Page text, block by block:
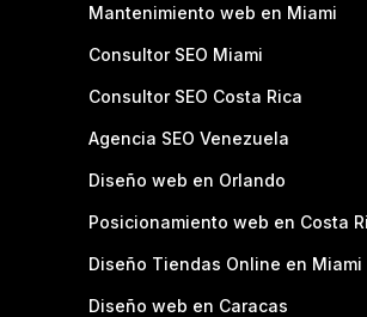
Mantenimiento web en Miami
Consultor SEO Miami
Consultor SEO Costa Rica
Agencia SEO Venezuela
Diseño web en Orlando
Posicionamiento web en Costa
Diseño Tiendas Online en Miami
Diseño web en Caracas